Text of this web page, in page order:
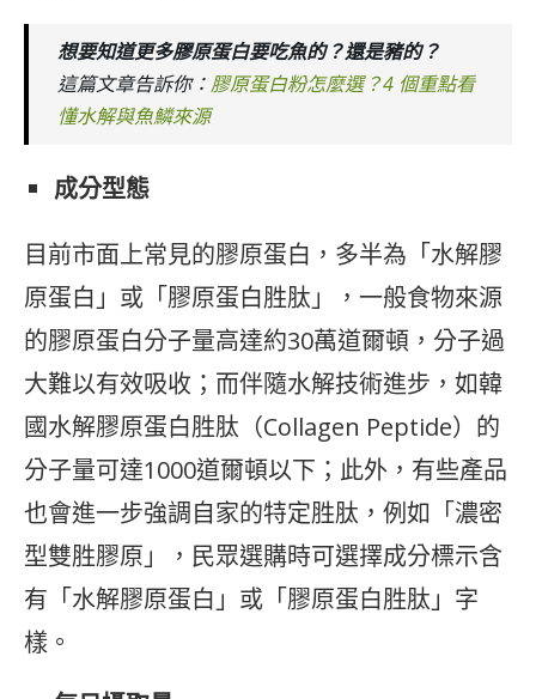
想要知道更多膠原蛋白要吃魚的？還是豬的？
這篇文章告訴你：膠原蛋白粉怎麼選？4 個重點看
懂水解與魚鱗來源
成分型態
目前市面上常見的膠原蛋白，多半為「水解膠
原蛋白」或「膠原蛋白胜肽」，一般食物來源
的膠原蛋白分子量高達約30萬道爾頓，分子過
大難以有效吸收；而伴隨水解技術進步，如韓
國水解膠原蛋白胜肽（Collagen Peptide）的
分子量可達1000道爾頓以下；此外，有些產品
也會進一步強調自家的特定胜肽，例如「濃密
型雙胜膠原」，民眾選購時可選擇成分標示含
有「水解膠原蛋白」或「膠原蛋白胜肽」字
樣。